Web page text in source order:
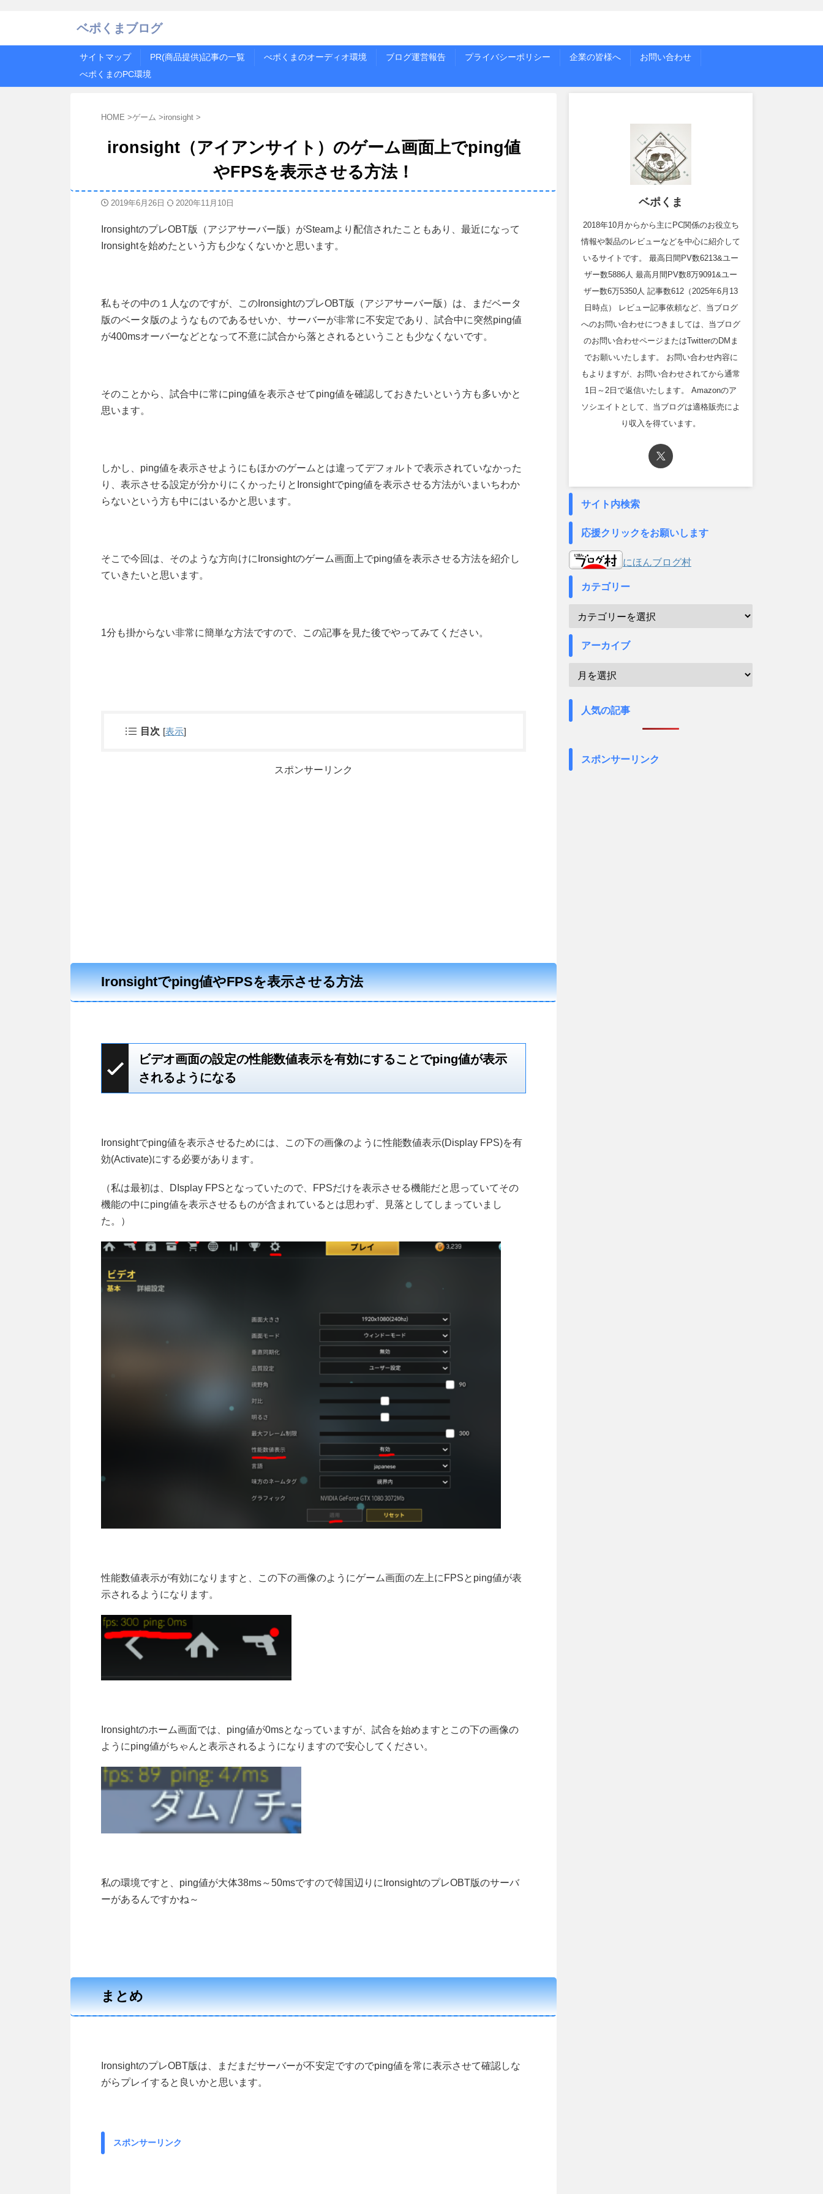
ベポくまブログ
サイトマップ PR(商品提供)記事の一覧 べポくまのオーディオ環境 ブログ運営報告 プライバシーポリシー 企業の皆様へ
お問い合わせ
べポくまのPC環境
HOME >ゲーム >ironsight >
ironsight（アイアンサイト）のゲーム画面上でping値
やFPSを表示させる方法！
2019年6月26日 2020年11月10日
IronsightのプレOBT版（アジアサーバー版）がSteamより配信されたこともあり、最近になって
Ironsightを始めたという方も少なくないかと思います。
私もその中の１人なのですが、このIronsightのプレOBT版（アジアサーバー版）は、まだベータ
版のベータ版のようなものであるせいか、サーバーが非常に不安定であり、試合中に突然ping値
が400msオーバーなどとなって不意に試合から落とされるということも少なくないです。
そのことから、試合中に常にping値を表示させてping値を確認しておきたいという方も多いかと
思います。
しかし、ping値を表示させようにもほかのゲームとは違ってデフォルトで表示されていなかった
り、表示させる設定が分かりにくかったりとIronsightでping値を表示させる方法がいまいちわか
らないという方も中にはいるかと思います。
そこで今回は、そのような方向けにIronsightのゲーム画面上でping値を表示させる方法を紹介し
ていきたいと思います。
1分も掛からない非常に簡単な方法ですので、この記事を見た後でやってみてください。
目次 [表示]
スポンサーリンク
Ironsightでping値やFPSを表示させる方法
ビデオ画面の設定の性能数値表示を有効にすることでping値が表示
されるようになる
Ironsightでping値を表示させるためには、この下の画像のように性能数値表示(Display FPS)を有
効(Activate)にする必要があります。
（私は最初は、DIsplay FPSとなっていたので、FPSだけを表示させる機能だと思っていてその
機能の中にping値を表示させるものが含まれているとは思わず、見落としてしまっていまし
た。）
性能数値表示が有効になりますと、この下の画像のようにゲーム画面の左上にFPSとping値が表
示されるようになります。
Ironsightのホーム画面では、ping値が0msとなっていますが、試合を始めますとこの下の画像の
ようにping値がちゃんと表示されるようになりますので安心してください。
私の環境ですと、ping値が大体38ms～50msですので韓国辺りにIronsightのプレOBT版のサーバ
ーがあるんですかね～
まとめ
IronsightのプレOBT版は、まだまだサーバーが不安定ですのでping値を常に表示させて確認しな
がらプレイすると良いかと思います。
スポンサーリンク
ベポくま
2018年10月からから主にPC関係のお役立ち
情報や製品のレビューなどを中心に紹介して
いるサイトです。 最高日間PV数6213&ユー
ザー数5886人 最高月間PV数8万9091&ユー
ザー数6万5350人 記事数612（2025年6月13
日時点） レビュー記事依頼など、当ブログ
へのお問い合わせにつきましては、当ブログ
のお問い合わせページまたはTwitterのDMま
でお願いいたします。 お問い合わせ内容に
もよりますが、お問い合わせされてから通常
1日～2日で返信いたします。 Amazonのア
ソシエイトとして、当ブログは適格販売によ
り収入を得ています。
サイト内検索
応援クリックをお願いします
にほんブログ村
カテゴリー
アーカイブ
人気の記事
スポンサーリンク